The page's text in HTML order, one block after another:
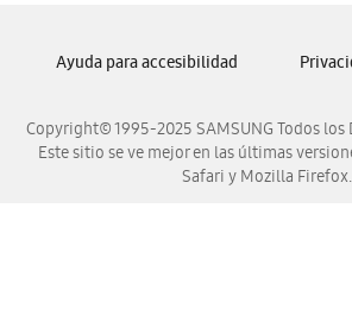
Samsung Venezuela
Copyright© 1995-2025 SAMSUNG Todos los
Este sitio se ve mejor en las últimas
Safari y Mozilla Firefox.
Ayuda para accesibilidad